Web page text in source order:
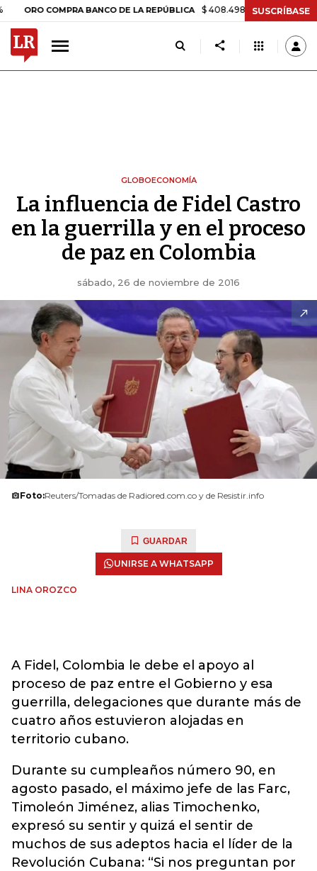
COMPRA BANCO DE LA REPÚBLICA $ 408.498,97 +$ 8.753,81 +2,19%
SUSCRÍBASE
GLOBOECONOMÍA
La influencia de Fidel Castro
en la guerrilla y en el proceso
de paz en Colombia
sábado, 26 de noviembre de 2016
Foto:Reuters/Tomadas de Radiored.com.co y de Resistir.info
GUARDAR
UNIRSE A WHATSAPP
LINA OROZCO
A Fidel, Colombia le debe el apoyo al
proceso de paz entre el Gobierno y esa
guerrilla, delegaciones que durante más de
cuatro años estuvieron alojadas en
territorio cubano.
Durante su cumpleaños número 90, en
agosto pasado, el máximo jefe de las Farc,
Timoleón Jiménez, alias Timochenko,
expresó su sentir y quizá el sentir de
muchos de sus adeptos hacia el líder de la
Revolución Cubana: “Si nos preguntan por